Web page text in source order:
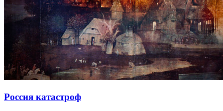
Россия катастроф